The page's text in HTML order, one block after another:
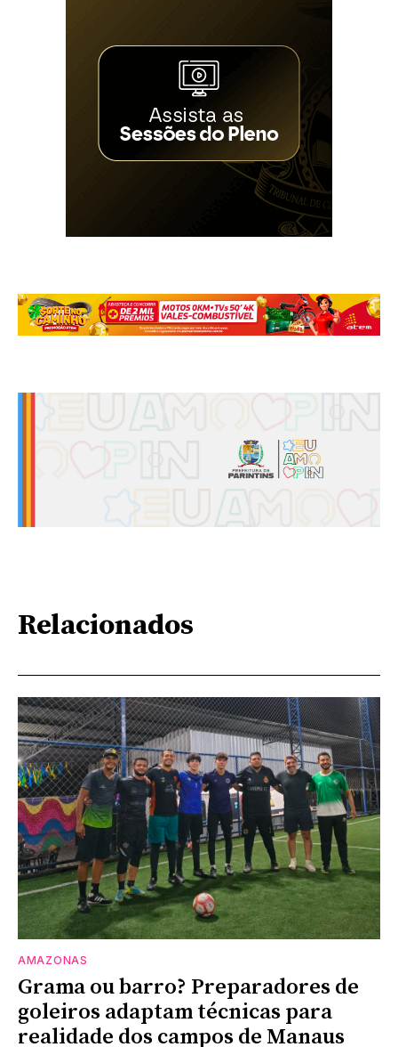
Relacionados
AMAZONAS
Grama ou barro? Preparadores de
goleiros adaptam técnicas para
realidade dos campos de Manaus